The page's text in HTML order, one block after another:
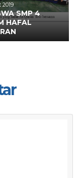
SMP 4
HAFAL